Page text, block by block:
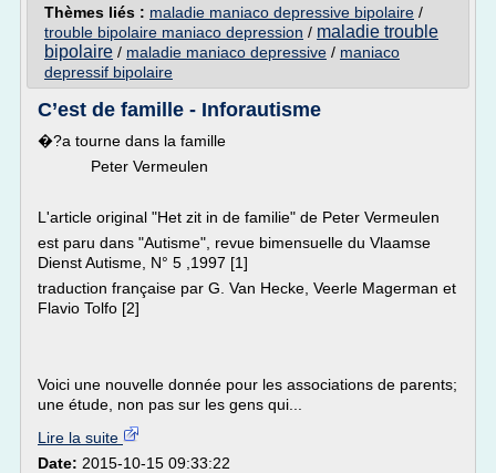
Thèmes liés : maladie maniaco depressive bipolaire /
trouble bipolaire maniaco depression / maladie trouble
bipolaire / maladie maniaco depressive / maniaco
depressif bipolaire
C’est de famille - Inforautisme
�?a tourne dans la famille
Peter Vermeulen
L'article original "Het zit in de familie" de Peter Vermeulen
est paru dans "Autisme", revue bimensuelle du Vlaamse
Dienst Autisme, N° 5 ,1997 [1]
traduction française par G. Van Hecke, Veerle Magerman et
Flavio Tolfo [2]
Voici une nouvelle donnée pour les associations de parents;
une étude, non pas sur les gens qui...
Lire la suite
Date: 2015-10-15 09:33:22